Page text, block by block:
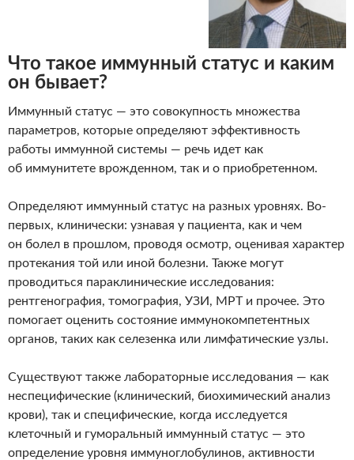
Что такое иммунный статус и каким
он бывает?
Иммунный статус — это совокупность множества
параметров, которые определяют эффективность
работы иммунной системы — речь идет как
об иммунитете врожденном, так и о приобретенном.
Определяют иммунный статус на разных уровнях. Во-
первых, клинически: узнавая у пациента, как и чем
он болел в прошлом, проводя осмотр, оценивая характер
протекания той или иной болезни. Также могут
проводиться параклинические исследования:
рентгенография, томография, УЗИ, МРТ и прочее. Это
помогает оценить состояние иммунокомпетентных
органов, таких как селезенка или лимфатические узлы.
Существуют также лабораторные исследования — как
неспецифические (клинический, биохимический анализ
крови), так и специфические, когда исследуется
клеточный и гуморальный иммунный статус — это
определение уровня иммуноглобулинов, активности